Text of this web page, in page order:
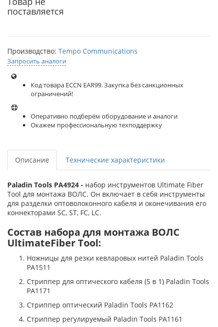
поставляется
Производство: Tempo Communications
Запросить аналоги
Код товара ECCN EAR99. Закупка без санкционных
ограничений!
Оперативно подберём оборудование и аналоги
Окажем профессиональную техподдержку
Описание Технические характеристики
Paladin Tools PA4924 - набор инструментов Ultimate Fiber
Tool для монтажа ВОЛС. Он включает в себя инструменты
для разделки оптоволоконного кабеля и оконечивания его
коннекторами SC, ST, FC, LC.
Состав набора для монтажа ВОЛС
UltimateFiber Tool:
Ножницы для резки кевларовых нитей Paladin Tools
PA1511
Стриппер для оптического кабеля (5 в 1) Paladin Tools
PA1171
Cтриппер оптический Paladin Tools PA1162
Стриппер регулируемый Paladin Tools PA1161